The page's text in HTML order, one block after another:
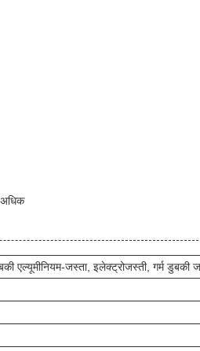
एल्यूमीनियम-जस्ता, इलेक्ट्रोजस्ती, गर्म डुबकी